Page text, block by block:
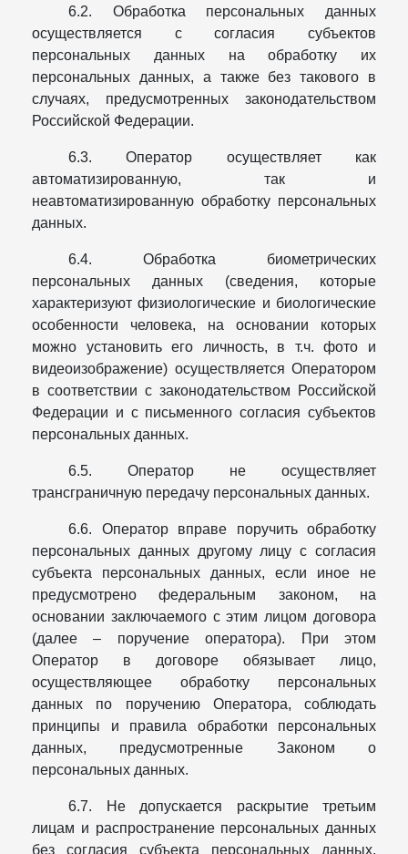
6.2. Обработка персональных данных
осуществляется с согласия субъектов
персональных данных на обработку их
персональных данных, а также без такового в
случаях, предусмотренных законодательством
Российской Федерации.
6.3. Оператор осуществляет как
автоматизированную, так и
неавтоматизированную обработку персональных
данных.
6.4. Обработка биометрических
персональных данных (сведения, которые
характеризуют физиологические и биологические
особенности человека, на основании которых
можно установить его личность, в т.ч. фото и
видеоизображение) осуществляется Оператором
в соответствии с законодательством Российской
Федерации и с письменного согласия субъектов
персональных данных.
6.5. Оператор не осуществляет
трансграничную передачу персональных данных.
6.6. Оператор вправе поручить обработку
персональных данных другому лицу с согласия
субъекта персональных данных, если иное не
предусмотрено федеральным законом, на
основании заключаемого с этим лицом договора
(далее – поручение оператора). При этом
Оператор в договоре обязывает лицо,
осуществляющее обработку персональных
данных по поручению Оператора, соблюдать
принципы и правила обработки персональных
данных, предусмотренные Законом о
персональных данных.
6.7. Не допускается раскрытие третьим
лицам и распространение персональных данных
без согласия субъекта персональных данных,